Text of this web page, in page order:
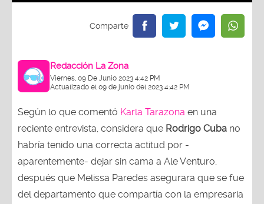
Redacción La Zona
Viernes, 09 De Junio 2023 4:42 PM
Actualizado el 09 de junio del 2023 4:42 PM
Según lo que comentó Karla Tarazona en una
reciente entrevista, considera que Rodrigo Cuba no
habría tenido una correcta actitud por -
aparentemente- dejar sin cama a Ale Venturo,
después que Melissa Paredes asegurara que se fue
del departamento que compartía con la empresaria